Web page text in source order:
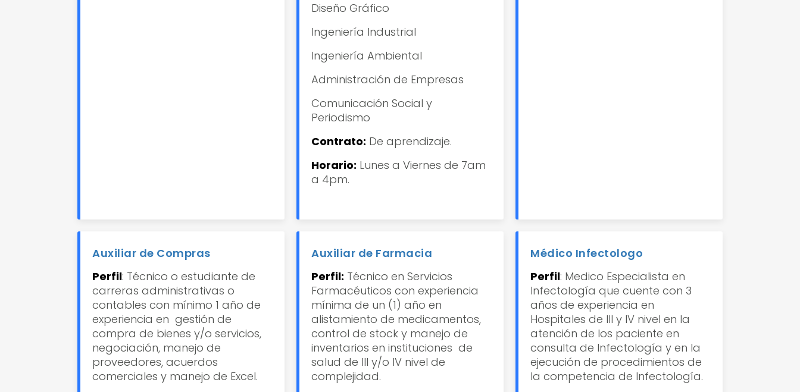
Diseño Gráfico
Ingeniería Industrial
Ingeniería Ambiental
Administración de Empresas
Comunicación Social y
Periodismo
Contrato: De aprendizaje.
Horario: Lunes a Viernes de 7am
a 4pm.
Auxiliar de Compras
Perfil: Técnico o estudiante de
carreras administrativas o
contables con mínimo 1 año de
experiencia en gestión de
compra de bienes y/o servicios,
negociación, manejo de
proveedores, acuerdos
comerciales y manejo de Excel.
Auxiliar de Farmacia
Perfil: Técnico en Servicios
Farmacéuticos con experiencia
mínima de un (1) año en
alistamiento de medicamentos,
control de stock y manejo de
inventarios en instituciones de
salud de III y/o IV nivel de
complejidad.
Médico Infectologo
Perfil: Medico Especialista en
Infectología que cuente con 3
años de experiencia en
Hospitales de III y IV nivel en la
atención de los paciente en
consulta de Infectología y en la
ejecución de procedimientos de
la competencia de Infectología.